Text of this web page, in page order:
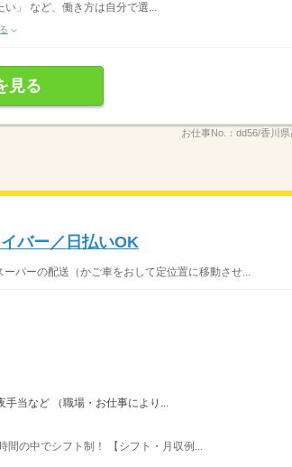
い」 など、働き方は自分で選...
見る
お仕事No.： dd56/香川
バー／日払いOK
ーの配送（かご車をおして定位置に移動させ...
当など （職場・お仕事により...
の中でシフト制！ 【シフト・月収例...